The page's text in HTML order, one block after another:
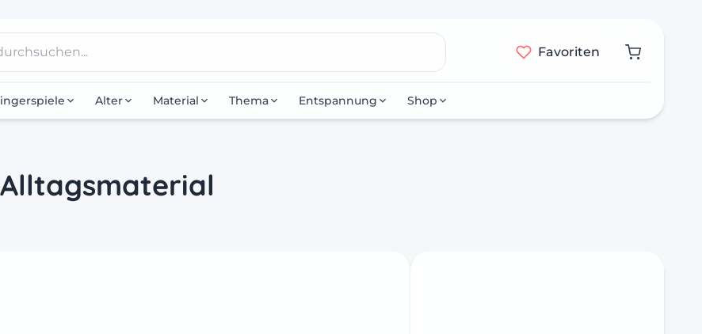
Favoriten
Alter Material Thema Entspannung Shop